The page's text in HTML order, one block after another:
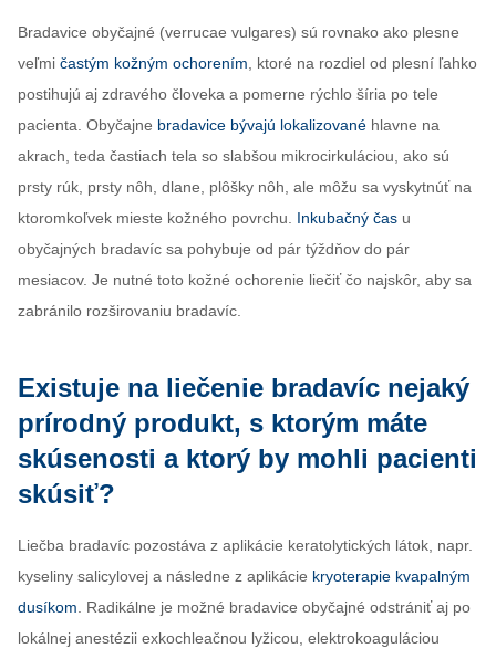
Bradavice obyčajné (verrucae vulgares) sú rovnako ako plesne
veľmi častým kožným ochorením, ktoré na rozdiel od plesní ľahko
postihujú aj zdravého človeka a pomerne rýchlo šíria po tele
pacienta. Obyčajne bradavice bývajú lokalizované hlavne na
akrach, teda častiach tela so slabšou mikrocirkuláciou, ako sú
prsty rúk, prsty nôh, dlane, plôšky nôh, ale môžu sa vyskytnúť na
ktoromkoľvek mieste kožného povrchu. Inkubačný čas u
obyčajných bradavíc sa pohybuje od pár týždňov do pár
mesiacov. Je nutné toto kožné ochorenie liečiť čo najskôr, aby sa
zabránilo rozširovaniu bradavíc.
Existuje na liečenie bradavíc nejaký
prírodný produkt, s ktorým máte
skúsenosti a ktorý by mohli pacienti
skúsiť?
Liečba bradavíc pozostáva z aplikácie keratolytických látok, napr.
kyseliny salicylovej a následne z aplikácie kryoterapie kvapalným
dusíkom. Radikálne je možné bradavice obyčajné odstrániť aj po
lokálnej anestézii exkochleačnou lyžicou, elektrokoaguláciou